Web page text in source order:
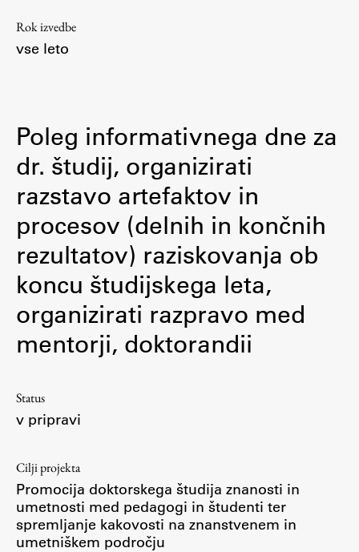
Zaključna dela
Razvojno sodelovanje in humanitarna pomoč
Založništvo
FA–ZA
Zbirke
Publikacije
Igra ustvarjalnosti
Rok izvedbe
vse leto
Poleg informativnega dne za
dr. študij, organizirati
razstavo artefaktov in
procesov (delnih in končnih
rezultatov) raziskovanja ob
koncu študijskega leta,
organizirati razpravo med
mentorji, doktorandii
Status
v pripravi
Cilji projekta
Promocija doktorskega študija znanosti in
umetnosti med pedagogi in študenti ter
spremljanje kakovosti na znanstvenem in
umetniškem področju